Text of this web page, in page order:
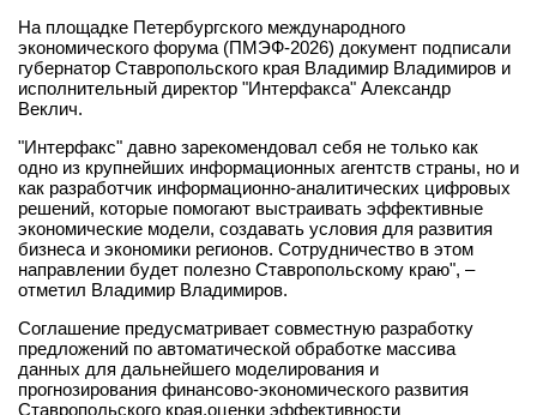
На площадке Петербургского международного
экономического форума (ПМЭФ-2026) документ подписали
губернатор Ставропольского края Владимир Владимиров и
исполнительный директор "Интерфакса" Александр
Веклич.
"Интерфакс" давно зарекомендовал себя не только как
одно из крупнейших информационных агентств страны, но и
как разработчик информационно-аналитических цифровых
решений, которые помогают выстраивать эффективные
экономические модели, создавать условия для развития
бизнеса и экономики регионов. Сотрудничество в этом
направлении будет полезно Ставропольскому краю", –
отметил Владимир Владимиров.
Соглашение предусматривает совместную разработку
предложений по автоматической обработке массива
данных для дальнейшего моделирования и
прогнозирования финансово‑экономического развития
Ставропольского края,оценки эффективности